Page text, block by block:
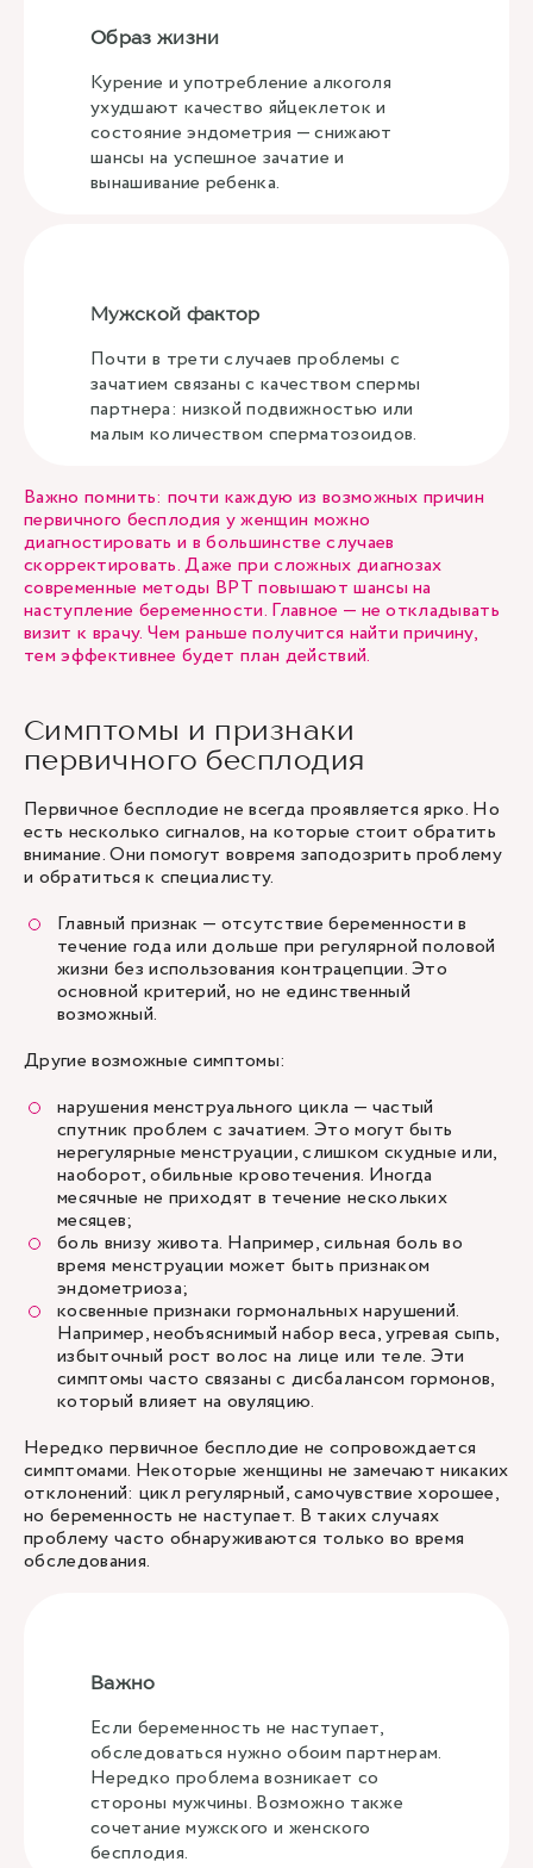
Образ жизни
Курение и употребление алкоголя
ухудшают качество яйцеклеток и
состояние эндометрия — снижают
шансы на успешное зачатие и
вынашивание ребенка.
Мужской фактор
Почти в трети случаев проблемы с
зачатием связаны с качеством спермы
партнера: низкой подвижностью или
малым количеством сперматозоидов.
Важно помнить: почти каждую из возможных причин
первичного бесплодия у женщин можно
диагностировать и в большинстве случаев
скорректировать. Даже при сложных диагнозах
современные методы ВРТ повышают шансы на
наступление беременности. Главное — не откладывать
визит к врачу. Чем раньше получится найти причину,
тем эффективнее будет план действий.
Симптомы и признаки
первичного бесплодия
Первичное бесплодие не всегда проявляется ярко. Но
есть несколько сигналов, на которые стоит обратить
внимание. Они помогут вовремя заподозрить проблему
и обратиться к специалисту.
Главный признак — отсутствие беременности в
течение года или дольше при регулярной половой
жизни без использования контрацепции. Это
основной критерий, но не единственный
возможный.
Другие возможные симптомы:
нарушения менструального цикла — частый
спутник проблем с зачатием. Это могут быть
нерегулярные менструации, слишком скудные или,
наоборот, обильные кровотечения. Иногда
месячные не приходят в течение нескольких
месяцев;
боль внизу живота. Например, сильная боль во
время менструации может быть признаком
эндометриоза;
косвенные признаки гормональных нарушений.
Например, необъяснимый набор веса, угревая сыпь,
избыточный рост волос на лице или теле. Эти
симптомы часто связаны с дисбалансом гормонов,
который влияет на овуляцию.
Нередко первичное бесплодие не сопровождается
симптомами. Некоторые женщины не замечают никаких
отклонений: цикл регулярный, самочувствие хорошее,
но беременность не наступает. В таких случаях
проблему часто обнаруживаются только во время
обследования.
Важно
Если беременность не наступает,
обследоваться нужно обоим партнерам.
Нередко проблема возникает со
стороны мужчины. Возможно также
сочетание мужского и женского
бесплодия.